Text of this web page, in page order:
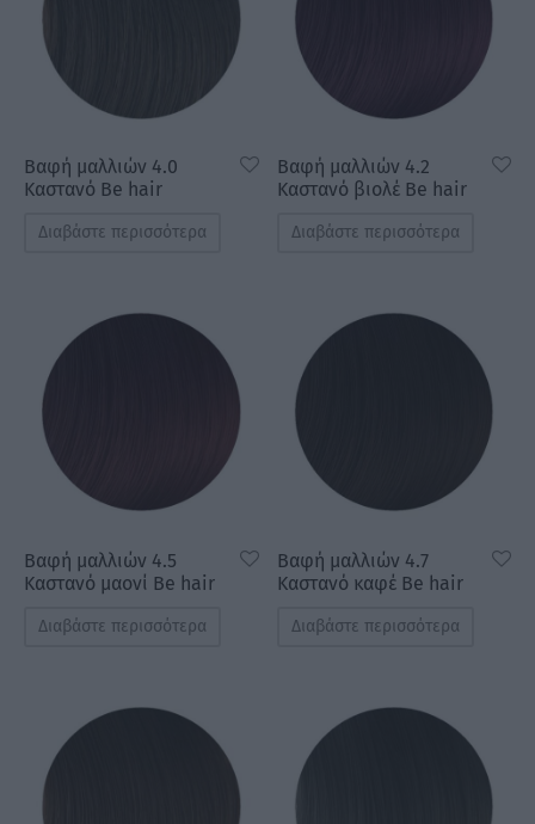
Βαφή μαλλιών 4.0
Καστανό Be hair
Διαβάστε περισσότερα
Βαφή μαλλιών 4.2
Καστανό βιολέ Be hair
Διαβάστε περισσότερα
Βαφή μαλλιών 4.5
Καστανό μαονί Be hair
Διαβάστε περισσότερα
Βαφή μαλλιών 4.7
Καστανό καφέ Be hair
Διαβάστε περισσότερα